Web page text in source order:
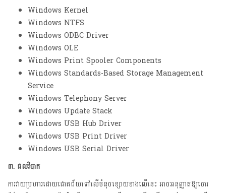
Windows Kernel
Windows NTFS
Windows ODBC Driver
Windows OLE
Windows Print Spooler Components
Windows Standards-Based Storage Management
Service
Windows Telephony Server
Windows Update Stack
Windows USB Hub Driver
Windows USB Print Driver
Windows USB Serial Driver
៣. ផលវិបាក
ការវាយប្រហារដោយជោគជ័យទៅលើចំនុចខ្សោយខាងលើនេះ អាចអនុញ្ញាតឱ្យចោរ